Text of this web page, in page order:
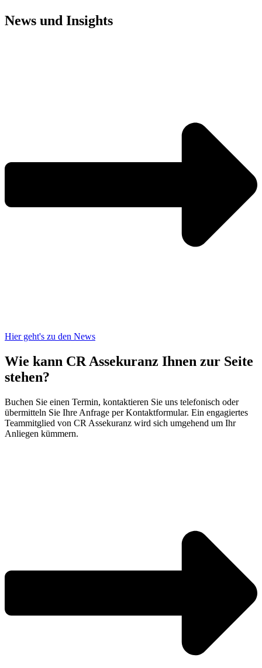
News und Insights
Hier geht's zu den News
Wie kann CR Assekuranz Ihnen zur Seite
stehen?
Buchen Sie einen Termin, kontaktieren Sie uns telefonisch oder
übermitteln Sie Ihre Anfrage per Kontaktformular. Ein engagiertes
Teammitglied von CR Assekuranz wird sich umgehend um Ihr
Anliegen kümmern.